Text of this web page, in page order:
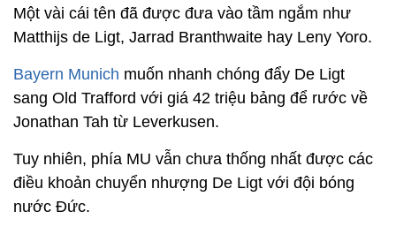
Một vài cái tên đã được đưa vào tầm ngắm như
Matthijs de Ligt, Jarrad Branthwaite hay Leny Yoro.
Bayern Munich muốn nhanh chóng đẩy De Ligt
sang Old Trafford với giá 42 triệu bảng để rước về
Jonathan Tah từ Leverkusen.
Tuy nhiên, phía MU vẫn chưa thống nhất được các
điều khoản chuyển nhượng De Ligt với đội bóng
nước Đức.